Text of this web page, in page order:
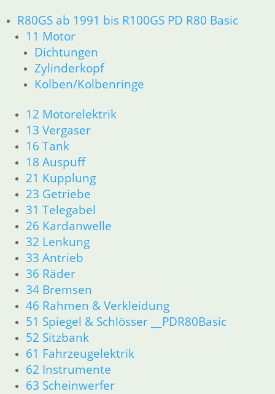
R80GS ab 1991 bis R100GS PD R80 Basic
11 Motor
Dichtungen
Zylinderkopf
Kolben/Kolbenringe
12 Motorelektrik
13 Vergaser
16 Tank
18 Auspuff
21 Kupplung
23 Getriebe
31 Telegabel
26 Kardanwelle
32 Lenkung
33 Antrieb
36 Räder
34 Bremsen
46 Rahmen & Verkleidung
51 Spiegel & Schlösser __PDR80Basic
52 Sitzbank
61 Fahrzeugelektrik
62 Instrumente
63 Scheinwerfer
46 Rahmen & Verkleidung
51 Spiegel & Schlösser
52 Sitzbank
61 Fahrzeugelektrik
62 Instrumente
63 Scheinwerfer
11 Motor
Dichtungen
Kolben/Kolbenringe
Zylinderkopf
12 Motorelektrik
13 Vergaser
16 Tank
18 Auspuff
21 Kupplung
23 Getriebe
26 Kardanwelle
31 Telegabel
33 Antrieb
32 Lenkung
34 Bremsen
36 Räder
46 Rahmen & Verkleidung
51 Spiegel & Schlösser
52 Sitzbank
61 Fahrzeugelektrik